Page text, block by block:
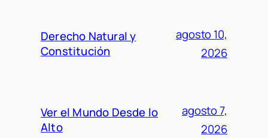
Derecho Natural y
Constitución
agosto 10,
2026
Ver el Mundo Desde lo
Alto
agosto 7,
2026